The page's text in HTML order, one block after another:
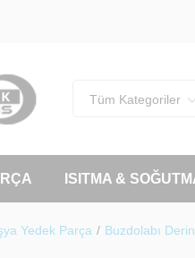
Tüm Kategoriler
ISITMA &
Yedek Parça / Buzdolabı